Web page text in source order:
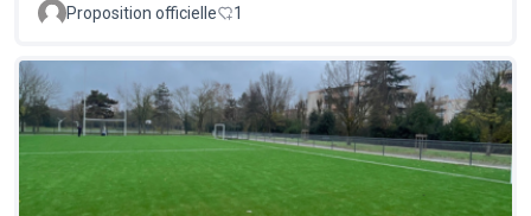
Proposition officielle 1